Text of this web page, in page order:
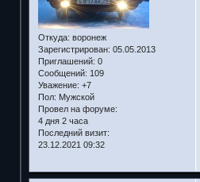
Откуда: воронеж
Зарегистрирован: 05.05.2013
Приглашений: 0
Сообщений: 109
Уважение: +7
Пол: Мужской
Провел на форуме:
4 дня 2 часа
Последний визит:
23.12.2021 09:32